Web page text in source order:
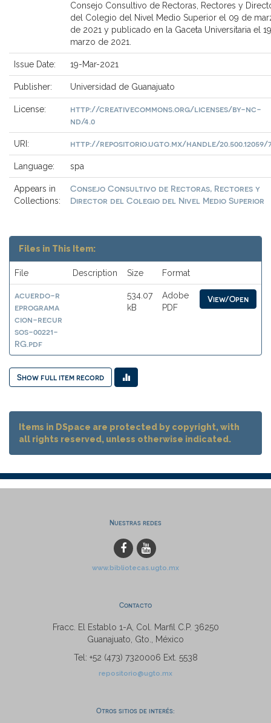
Consejo Consultivo de Rectoras, Rectores y
del Colegio del Nivel Medio Superior el 09 de
de 2021 y publicado en la Gaceta Universitaria el
marzo de 2021.
Issue Date: 19-Mar-2021
Publisher: Universidad de Guanajuato
License:
http://creativecommons.org/licenses/by-nc-
nd/4.0
URI: http://repositorio.ugto.mx/handle/20.500.12059/
Language: spa
Appears in
Collections:
Consejo Consultivo de Rectoras, Rectores y
Director del Colegio del Nivel Medio Superior
Files in This Item:
File Description Size Format
acuerdo-r
eprograma
cion-recur
sos-00221-
RG.pdf
534.07
kB
Adobe
PDF
View/Open
Show full item record
Items in DSpace are protected by copyright, with
all rights reserved, unless otherwise indicated.
Nuestras redes
www.bibliotecas.ugto.mx
Contacto
Fracc. El Establo 1-A, Col. Marfil C.P. 36250
Guanajuato, Gto., México
Tel: +52 (473) 7320006 Ext. 5538
repositorio@ugto.mx
Otros sitios de interés: